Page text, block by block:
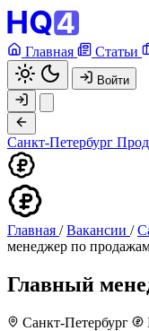
Главная Статьи
Войти
Санкт-Петербург
Главная / Вакансии /
менеджер по
Главный
Санкт-Петербург